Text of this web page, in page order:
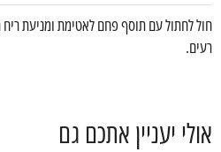
חול לחתול עם תוסף פחם לאטימת ומניעת
רעים.
אולי יעניין אתכם גם